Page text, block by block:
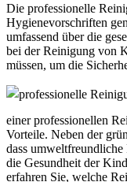
Die professionelle
Hygienevorschriften
umfassend über die
bei der Reinigung von
müssen, um die
einer professionellen
Vorteile. Neben der
dass
die Gesundheit der
erfahren Sie, welche